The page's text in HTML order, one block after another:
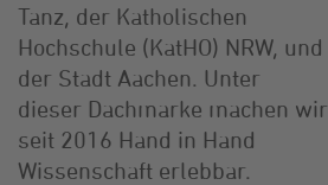
Tanz, der Katholischen
Hochschule (KatHO) NRW, und
der Stadt Aachen. Unter
dieser Dachmarke machen wir
seit 2016 Hand in Hand
Wissenschaft erlebbar.